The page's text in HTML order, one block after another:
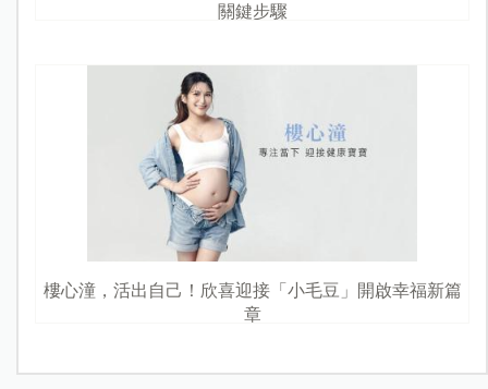
關鍵步驟
樓心潼，活出自己！欣喜迎接「小毛豆」開啟幸福新篇
章